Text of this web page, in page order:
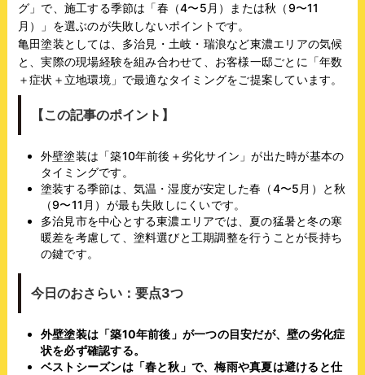
グ」で、施工する季節は「春（4〜5月）または秋（9〜11
月）」を選ぶのが失敗しないポイントです。
亀田塗装としては、多治見・土岐・瑞浪など東濃エリアの気候
と、実際の現場経験を組み合わせて、お客様一邸ごとに「年数
＋症状＋立地環境」で最適なタイミングをご提案しています。
【この記事のポイント】
外壁塗装は「築10年前後＋劣化サイン」が出た時が基本の
タイミングです。
塗装する季節は、気温・湿度が安定した春（4〜5月）と秋
（9〜11月）が最も失敗しにくいです。
多治見市を中心とする東濃エリアでは、夏の猛暑と冬の寒
暖差を考慮して、塗料選びと工期調整を行うことが長持ち
の鍵です。
今日のおさらい：要点3つ
外壁塗装は「築10年前後」が一つの目安だが、壁の劣化症
状を必ず確認する。
ベストシーズンは「春と秋」で、梅雨や真夏は避けると仕